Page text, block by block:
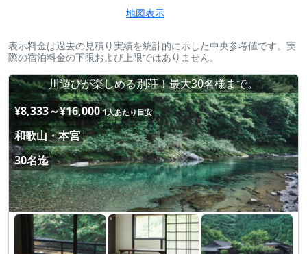
地図表示
表示料金は過去の見積り実績を統計的に示した中央参考値です。実
際の宿泊料金の下限および上限ではありません。
川遊びが楽しめる別荘！最大30名様まで。
¥8,333～¥16,000 1人あたり目安
和歌山・本宮
30名迄